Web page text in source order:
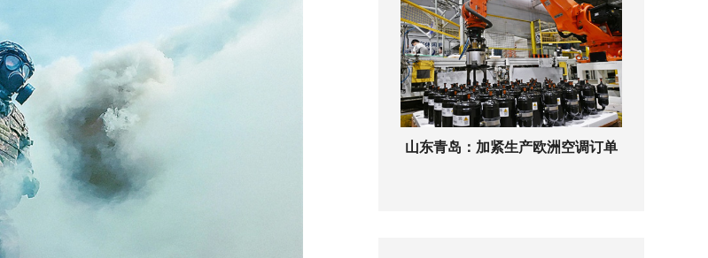
山东青岛：加紧生产欧洲空调订单